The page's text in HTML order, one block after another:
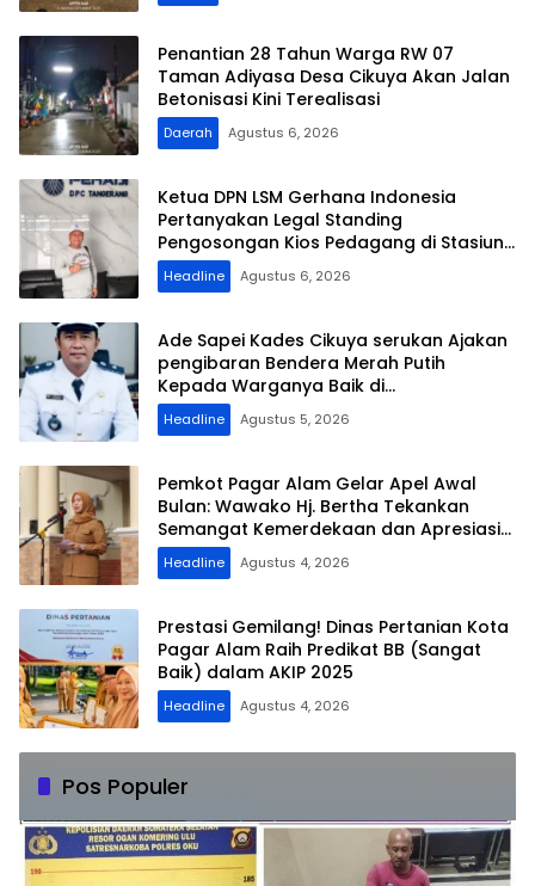
Penantian 28 Tahun Warga RW 07
Taman Adiyasa Desa Cikuya Akan Jalan
Betonisasi Kini Terealisasi
Daerah Agustus 6, 2026
Ketua DPN LSM Gerhana Indonesia
Pertanyakan Legal Standing
Pengosongan Kios Pedagang di Stasiun
Tigaraksa
Headline Agustus 6, 2026
Ade Sapei Kades Cikuya serukan Ajakan
pengibaran Bendera Merah Putih
Kepada Warganya Baik di
Perkampungan dan Perumahan
Headline Agustus 5, 2026
Pemkot Pagar Alam Gelar Apel Awal
Bulan: Wawako Hj. Bertha Tekankan
Semangat Kemerdekaan dan Apresiasi
Purna Tugas ASN
Headline Agustus 4, 2026
Prestasi Gemilang! Dinas Pertanian Kota
Pagar Alam Raih Predikat BB (Sangat
Baik) dalam AKIP 2025
Headline Agustus 4, 2026
Pos Populer